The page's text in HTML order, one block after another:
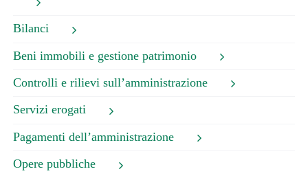
Bilanci
Beni immobili e gestione patrimonio
Controlli e rilievi sull’amministrazione
Servizi erogati
Pagamenti dell’amministrazione
Opere pubbliche